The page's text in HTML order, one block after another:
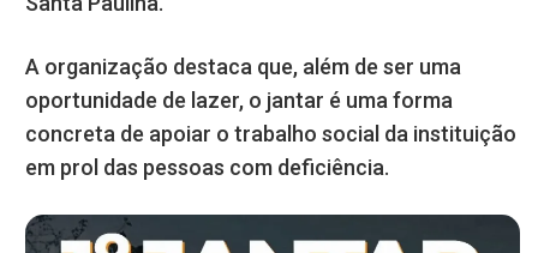
A organização destaca que, além de ser uma
oportunidade de lazer, o jantar é uma forma
concreta de apoiar o trabalho social da instituição
em prol das pessoas com deficiência.